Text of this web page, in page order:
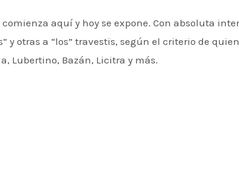
aquí y hoy se expone. Con absoluta
y otras a “los” travestis, según el criterio de
Lubertino, Bazán, Licitra y más.